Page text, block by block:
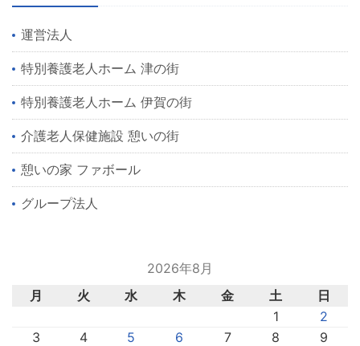
運営法人
特別養護老人ホーム 津の街
特別養護老人ホーム 伊賀の街
介護老人保健施設 憩いの街
憩いの家 ファボール
グループ法人
2026年8月
月
火 水 木 金 土
日
1
2
3
4 5 6 7 8
9